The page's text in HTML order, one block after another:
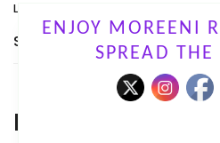
LEPPÄNEN
Share :
RELATED POSTS
ENJOY MOREENI
SPREAD